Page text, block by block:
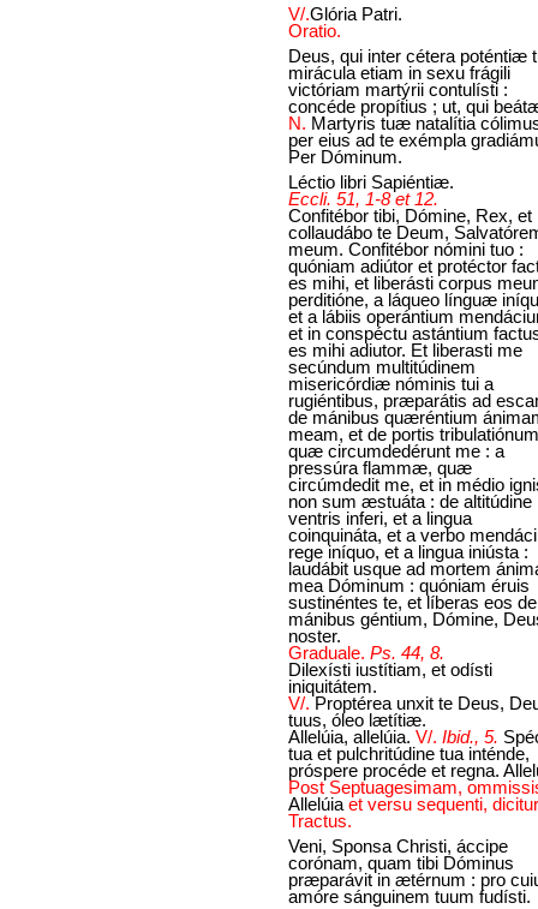
V/.Glória Patri.
Oratio.
Deus, qui inter cétera poténtiæ
mirácula etiam in sexu frágili
victóriam martýrii contulísti :
concéde propítius ; ut, qui
N. Martyris tuæ natalítia
per eius ad te exémpla
Per Dóminum.
Léctio libri Sapiéntiæ.
Eccli. 51, 1-8 et 12.
Confitébor tibi, Dómine, Rex, et
collaudábo te Deum,
meum. Confitébor nómini tuo :
quóniam adiútor et protéctor
es mihi, et liberásti corpus
perditióne, a láqueo línguæ
et a lábiis operántium
et in conspéctu astántium
es mihi adiutor. Et liberasti me
secúndum multitúdinem
misericórdiæ nóminis tui a
rugiéntibus, præparátis ad
de mánibus quæréntium
meam, et de portis
quæ circumdedérunt me : a
pressúra flammæ, quæ
circúmdedit me, et in médio
non sum æstuáta : de altitúdine
ventris inferi, et a lingua
coinquináta, et a verbo
rege iníquo, et a lingua iniústa :
laudábit usque ad mortem
mea Dóminum : quóniam éruis
sustinéntes te, et líberas eos de
mánibus géntium, Dómine,
noster.
Graduale. Ps. 44, 8.
Dilexísti iustítiam, et odísti
iniquitátem.
V/.Proptérea unxit te Deus,
tuus, óleo lætítiæ.
Allelúia, allelúia. V/. Ibid., 5.
tua et pulchritúdine tua inténde,
próspere procéde et regna.
Post Septuagesimam,
Allelúia et versu sequenti, dicitur
Tractus.
Veni, Sponsa Christi, áccipe
corónam, quam tibi Dóminus
præparávit in ætérnum : pro
amóre sánguinem tuum fudísti.